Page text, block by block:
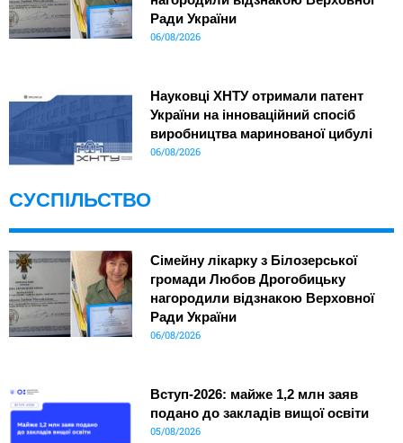
Ради України
06/08/2026
Науковці ХНТУ отримали патент
України на інноваційний спосіб
виробництва маринованої цибулі
06/08/2026
СУСПІЛЬСТВО
Сімейну лікарку з Білозерської
громади Любов Дрогобицьку
нагородили відзнакою Верховної
Ради України
06/08/2026
Вступ-2026: майже 1,2 млн заяв
подано до закладів вищої освіти
05/08/2026